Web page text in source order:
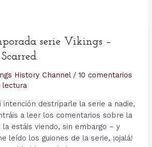
serie Vikings –
History Channel/ 10 comentarios
lectura
intención destriparle la serie a nadie,
a leer los comentarios sobre la
estáis viendo, sin embargo – y
leído los guiones de la serie, ¡ojalá!